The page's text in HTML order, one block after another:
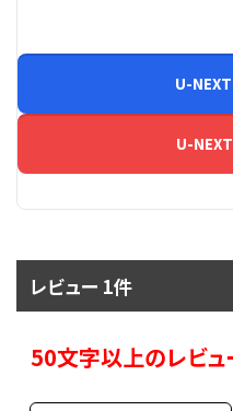
U-
U-
レビュー 1件
50文字以上のレビュ